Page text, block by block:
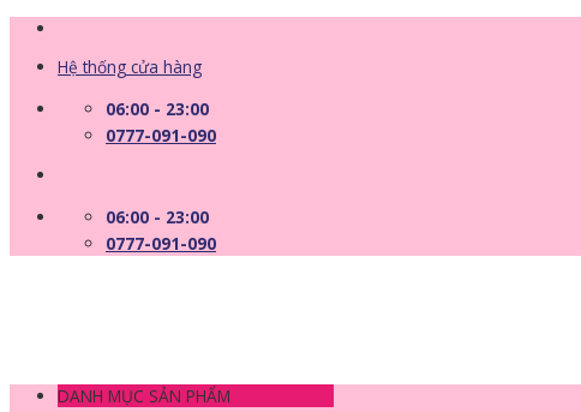
Skip
contentHệ thống cửa hàng
06:00 - 23:00
0777-091-090
06:00 - 23:00
0777-091-090
DANH MỤC SẢN PHẨM